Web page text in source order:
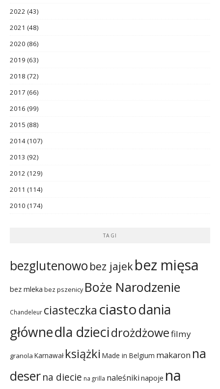
2022 (43)
2021 (48)
2020 (86)
2019 (63)
2018 (72)
2017 (66)
2016 (99)
2015 (88)
2014(107)
2013 (92)
2012 (129)
2011 (114)
2010 (174)
TAGI
bezglutenowo bez jajekbez mięsa
bez mleka bez pszenicy Boże Narodzenie
Chandeleur ciasteczka ciastodania
głównedla dziecidrożdżowefilmy
granola Karnawał książki Made in Belgium makaron na
deserna diecie na grilla naleśniki napoje na